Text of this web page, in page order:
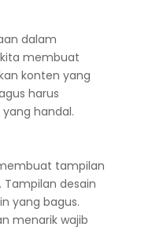
dalam
membuat
konten yang
harus
handal.
tampilan
desain
yang bagus.
menarik wajib